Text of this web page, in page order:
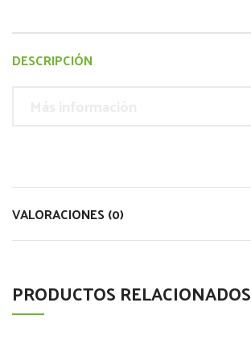
DESCRIPCIÓN
VALORACIONES (0)
PRODUCTOS RELACIONADOS